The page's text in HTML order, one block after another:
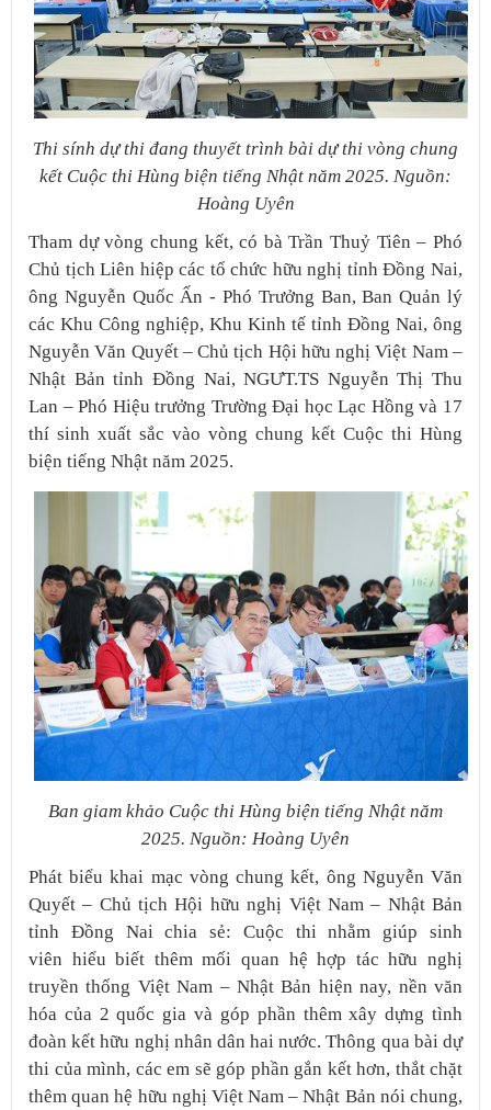
Thi sính dự thi đang thuyết trình bài dự thi vòng chung
kết Cuộc thi Hùng biện tiếng Nhật năm 2025. Nguồn:
Hoàng Uyên
Tham dự vòng chung kết, có bà Trần Thuỷ Tiên – Phó
Chủ tịch Liên hiệp các tổ chức hữu nghị tỉnh Đồng Nai,
ông Nguyễn Quốc Ấn - Phó Trưởng Ban, Ban Quản lý
các Khu Công nghiệp, Khu Kinh tế tỉnh ​Đồng Nai, ông
Nguyễn Văn Quyết – Chủ tịch Hội hữu nghị Việt Nam –
Nhật Bản tỉnh Đồng Nai, NGƯT.TS Nguyễn Thị Thu
Lan – Phó Hiệu trưởng Trường Đại học Lạc Hồng và 17
thí sinh xuất sắc vào vòng chung kết Cuộc thi Hùng
biện tiếng Nhật năm 2025.
Ban giam khảo Cuộc thi Hùng biện tiếng Nhật năm
2025. Nguồn: Hoàng Uyên
Phát biểu khai mạc vòng chung kết, ông Nguyễn Văn
Quyết – Chủ tịch Hội hữu nghị Việt Nam – Nhật Bản
tỉnh Đồng Nai chia sẻ: Cuộc thi nhằm giúp sinh
viên hiểu biết thêm mối quan hệ hợp tác hữu nghị
truyền thống Việt Nam – Nhật Bản hiện nay, nền văn
hóa của 2 quốc gia và góp phần thêm xây dựng tình
đoàn kết hữu nghị nhân dân hai nước. Thông qua bài dự
thi của mình, các em sẽ góp phần gắn kết hơn, thắt chặt
thêm quan hệ hữu nghị Việt Nam – Nhật Bản nói chung,